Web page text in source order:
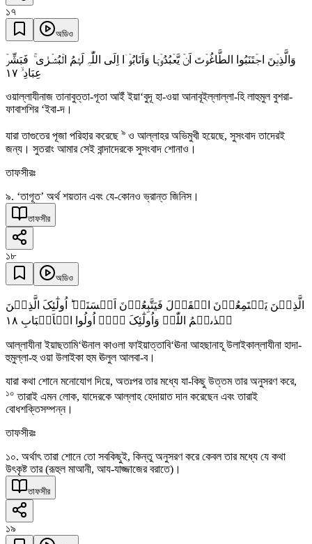
১৭
অডিও
وَالَّذِیۡنَ اجۡتَنَبُوا الطَّاغُوۡتَ اَنۡ یَّعۡبُدُوۡہَا وَاَنَابُوۡۤا اِلَی اللّٰہِ لَہُمُ الۡبُشۡرٰی ۚ فَبَشِّرۡ
عِبَادِ ۙ ١٧
ওয়াল্লাযীনাজ তানাবুত্তা-গূতা আইঁ ইয়া‘বুদূ হা-ওয়া আনাবূইল্লাল্লা-হি লাহুমুল বুশরা-
ফাবাশশির ‘ইবা-দ।
যারা তাগুতের পূজা পরিহার করেছে ৯ ও আল্লাহর অভিমুখী হয়েছে, সুসংবাদ তাদেরই
জন্য। সুতরাং আমার সেই বান্দাদেরকে সুসংবাদ শোনাও।
তাফসীরঃ
৯. ‘তাগূত’ অর্থ শয়তান এবং যে-কোনও ভ্রান্ত জিনিস।
তাফসীর
১৮
অডিও
الَّذِیۡنَ یَسۡتَمِعُوۡنَ الۡقَوۡلَ فَیَتَّبِعُوۡنَ اَحۡسَنَہٗ ؕ اُولٰٓئِکَ الَّذِیۡنَ
ہَدٰىہُمُ اللّٰہُ وَاُولٰٓئِکَ ہُمۡ اُولُوا الۡاَلۡبَابِ ١٨
আল্লাযীনা ইয়াছতামি‘ঊনাল কাওলা ফাইয়াত্তাবি‘ঊনা আহছানাহূ উলাইকাল্লাযীনা হাদা-
হুমুল্লা-হু ওয়া উলাইকা হুম ঊলুল আলবা-ব।
যারা কথা শোনে মনোযোগ দিয়ে, অতঃপর তার মধ্যে যা-কিছু উত্তম তার অনুসরণ করে,
১০ তারাই এমন লোক, যাদেরকে আল্লাহ হেদায়াত দান করেছেন এবং তারাই
বোধশক্তিসম্পন্ন।
তাফসীরঃ
১০. অর্থাৎ তারা শোনে তো সবকিছুই, কিন্তু অনুসরণ করে কেবল তার মধ্যে যে কথা
উৎকৃষ্ট তার (রূহুল মাআনী, আয-যাজ্জাজের বরাতে)।
তাফসীর
১৯